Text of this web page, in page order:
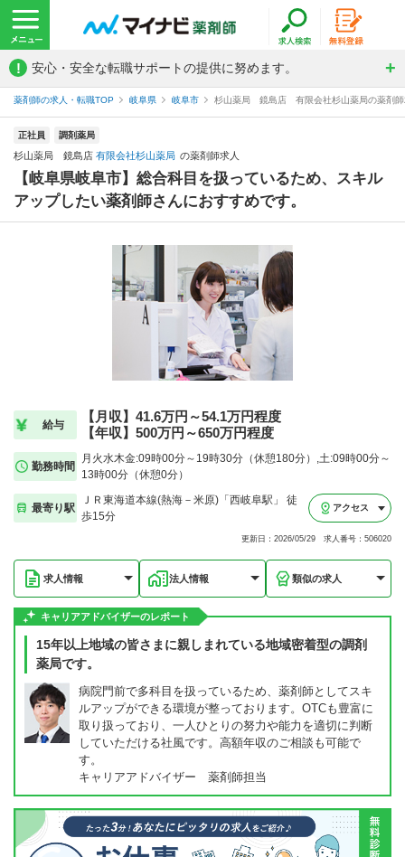
! 安心・安全な転職サポートの提供に努めます。
薬剤師の求人・転職TOP 岐阜県 岐阜市 杉山薬局 鏡島店 有限会社杉山薬局の薬剤師
正社員 調剤薬局
杉山薬局 鏡島店 有限会社杉山薬局 の薬剤師求人
【岐阜県岐阜市】総合科目を扱っているため、スキル
アップしたい薬剤師さんにおすすめです。
給与
【月収】41.6万円～54.1万円程度
【年収】500万円～650万円程度
勤務時間
月火水木金:09時00分～19時30分（休憩180分）,土:09時00分～
13時00分（休憩0分）
最寄り駅
ＪＲ東海道本線(熱海－米原)「西岐阜駅」 徒
歩15分
アクセス
更新日：2026/05/29 求人番号：506020
求人情報 法人情報 類似の求人
キャリアアドバイザーのレポート
15年以上地域の皆さまに親しまれている地域密着型の調剤
薬局です。
病院門前で多科目を扱っているため、薬剤師としてスキ
ルアップができる環境が整っております。OTCも豊富に
取り扱っており、一人ひとりの努力や能力を適切に判断
していただける社風です。高額年収のご相談も可能で
す。
キャリアアドバイザー 薬剤師担当